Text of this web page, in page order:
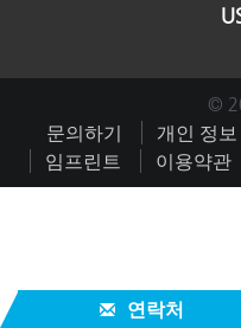
©
문의하기
개인 정보
임프린트
이용약관
연락처